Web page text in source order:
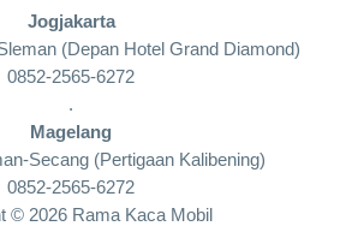
Jogjakarta
(Depan Hotel Grand Diamond)
0852-2565-6272
.
Magelang
Secang (Pertigaan Kalibening)
0852-2565-6272
© 2026 Rama Kaca Mobil